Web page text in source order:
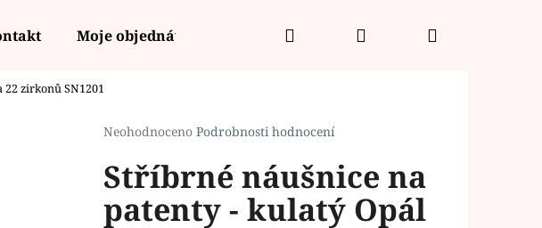
Moje objednávka Hledat PřihlášeníNákupní
zirkonů SN1201
Průměrné
produktu
je
Neohodnoceno Podrobnosti hodnocení
Stříbrné náušnice na
patenty - kulatý Opál